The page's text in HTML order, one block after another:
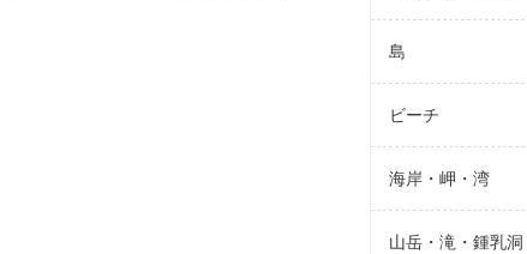
島
ビーチ
海岸・岬・湾
山岳・滝・鍾乳